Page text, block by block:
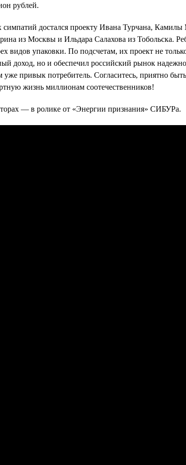
рублей.
симпатий достался проекту Ивана Турчана,
из Москвы и Ильдара Салахова из Тобольска.
видов упаковки. По подсчетам, их проект не
доход, но и обеспечил российский рынок
уже привык потребитель. Согласитесь, приятно
жизнь миллионам соотечественников!
— в ролике от «Энергии признания» СИБУРа.